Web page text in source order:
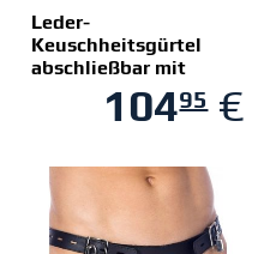
Leder-
Keuschheitsgürtel
abschließbar mit
Penisriemen, schwarz
10495€